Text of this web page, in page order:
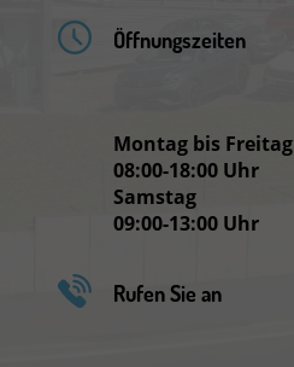
Öffnungszeiten
Montag bis Freitag
08:00-18:00 Uhr
Samstag
09:00-13:00 Uhr
Rufen Sie an